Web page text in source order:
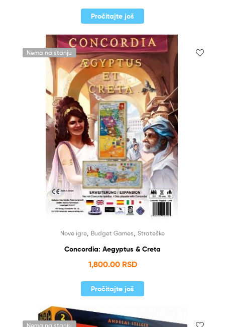
Pročitajte još
Nema na stanju
Nove igre Budget Games Strateške
Concordia: Aegyptus & Creta
1,800.00 RSD
Pročitajte još
Nema na stanju